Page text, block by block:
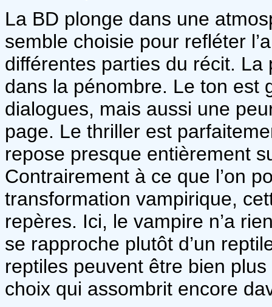
La BD plonge dans une
semble choisie pour refléter
différentes parties du récit.
dans la pénombre. Le ton est
dialogues, mais aussi une
page. Le thriller est
repose presque entièrement
Contrairement à ce que l’on
transformation vampirique,
repères. Ici, le vampire n’a
se rapproche plutôt d’un
reptiles peuvent être bien
choix qui assombrit encore